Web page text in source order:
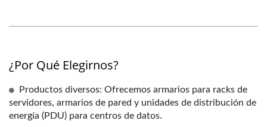
¿Por Qué Elegirnos?
Productos diversos: Ofrecemos armarios para racks de
servidores, armarios de pared y unidades de distribución de
energía (PDU) para centros de datos.